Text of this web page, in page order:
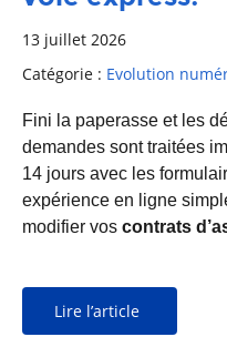
13 juillet 2026
Catégorie : Evolution
Fini la paperasse et les
demandes sont traitées
14 jours avec les
expérience en ligne
modifier vos contrats
Lire l’article